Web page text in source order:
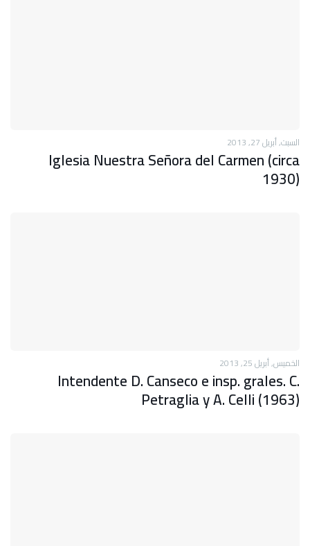
السبت, أبريل 27, 2013
Iglesia Nuestra Señora del Carmen (circa
1930)
الخميس, أبريل 25, 2013
Intendente D. Canseco e insp. grales. C.
Petraglia y A. Celli (1963)